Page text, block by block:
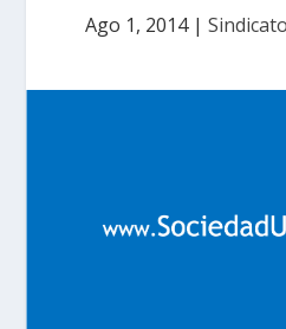
Ago 1, 2014|